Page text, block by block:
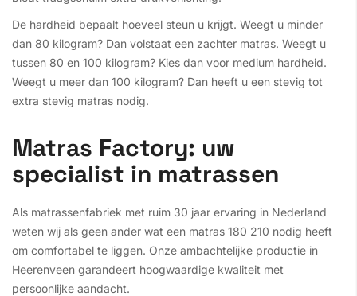
De hardheid bepaalt hoeveel steun u krijgt. Weegt u minder
dan 80 kilogram? Dan volstaat een zachter matras. Weegt u
tussen 80 en 100 kilogram? Kies dan voor medium hardheid.
Weegt u meer dan 100 kilogram? Dan heeft u een stevig tot
extra stevig matras nodig.
Matras Factory: uw
specialist in matrassen
Als matrassenfabriek met ruim 30 jaar ervaring in Nederland
weten wij als geen ander wat een matras 180 210 nodig heeft
om comfortabel te liggen. Onze ambachtelijke productie in
Heerenveen garandeert hoogwaardige kwaliteit met
persoonlijke aandacht.